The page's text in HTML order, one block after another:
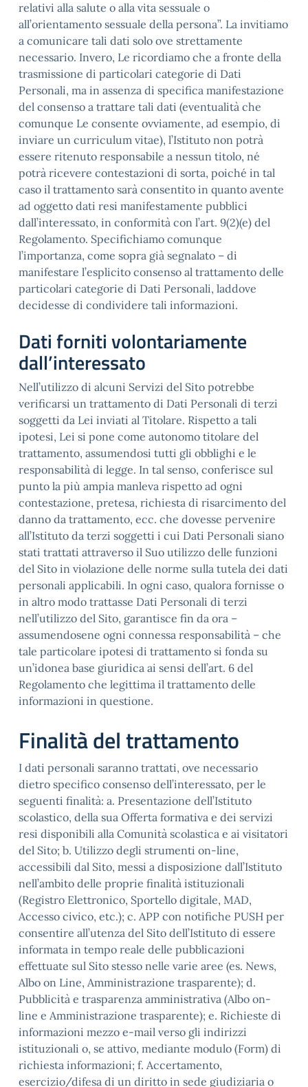
relativi alla salute o alla vita sessuale o
all’orientamento sessuale della persona”. La invitiamo
a comunicare tali dati solo ove strettamente
necessario. Invero, Le ricordiamo che a fronte della
trasmissione di particolari categorie di Dati
Personali, ma in assenza di specifica manifestazione
del consenso a trattare tali dati (eventualità che
comunque Le consente ovviamente, ad esempio, di
inviare un curriculum vitae), l’Istituto non potrà
essere ritenuto responsabile a nessun titolo, né
potrà ricevere contestazioni di sorta, poiché in tal
caso il trattamento sarà consentito in quanto avente
ad oggetto dati resi manifestamente pubblici
dall’interessato, in conformità con l’art. 9(2)(e) del
Regolamento. Specifichiamo comunque
l’importanza, come sopra già segnalato – di
manifestare l’esplicito consenso al trattamento delle
particolari categorie di Dati Personali, laddove
decidesse di condividere tali informazioni.
Dati forniti volontariamente
dall’interessato
Nell’utilizzo di alcuni Servizi del Sito potrebbe
verificarsi un trattamento di Dati Personali di terzi
soggetti da Lei inviati al Titolare. Rispetto a tali
ipotesi, Lei si pone come autonomo titolare del
trattamento, assumendosi tutti gli obblighi e le
responsabilità di legge. In tal senso, conferisce sul
punto la più ampia manleva rispetto ad ogni
contestazione, pretesa, richiesta di risarcimento del
danno da trattamento, ecc. che dovesse pervenire
all’Istituto da terzi soggetti i cui Dati Personali siano
stati trattati attraverso il Suo utilizzo delle funzioni
del Sito in violazione delle norme sulla tutela dei dati
personali applicabili. In ogni caso, qualora fornisse o
in altro modo trattasse Dati Personali di terzi
nell’utilizzo del Sito, garantisce fin da ora –
assumendosene ogni connessa responsabilità – che
tale particolare ipotesi di trattamento si fonda su
un’idonea base giuridica ai sensi dell’art. 6 del
Regolamento che legittima il trattamento delle
informazioni in questione.
Finalità del trattamento
I dati personali saranno trattati, ove necessario
dietro specifico consenso dell’interessato, per le
seguenti finalità: a. Presentazione dell’Istituto
scolastico, della sua Offerta formativa e dei servizi
resi disponibili alla Comunità scolastica e ai visitatori
del Sito; b. Utilizzo degli strumenti on-line,
accessibili dal Sito, messi a disposizione dall’Istituto
nell’ambito delle proprie finalità istituzionali
(Registro Elettronico, Sportello digitale, MAD,
Accesso civico, etc.); c. APP con notifiche PUSH per
consentire all’utenza del Sito dell’Istituto di essere
informata in tempo reale delle pubblicazioni
effettuate sul Sito stesso nelle varie aree (es. News,
Albo on Line, Amministrazione trasparente); d.
Pubblicità e trasparenza amministrativa (Albo on-
line e Amministrazione trasparente); e. Richieste di
informazioni mezzo e-mail verso gli indirizzi
istituzionali o, se attivo, mediante modulo (Form) di
richiesta informazioni; f. Accertamento,
esercizio/difesa di un diritto in sede giudiziaria o